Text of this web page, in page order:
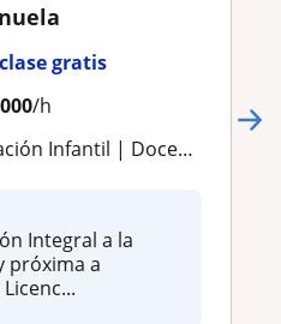
gratis
/h
| Acompañamiento Pedagógico y Desarrollo Integral
Integral a la
próxima a